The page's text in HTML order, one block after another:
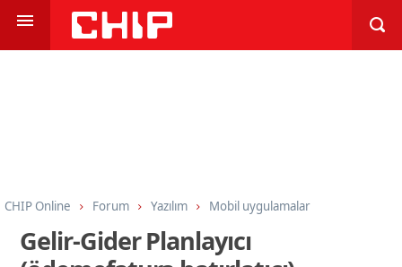
CHIP Online Forum Yazılım Mobil uygulamalar
Gelir-Gider Planlayıcı